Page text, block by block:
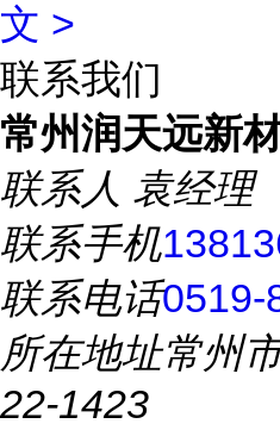
文 >
联系我们
常州润天远新
联系人 袁经理
联系手机
联系电话0519-
所在地址常州
22-1423